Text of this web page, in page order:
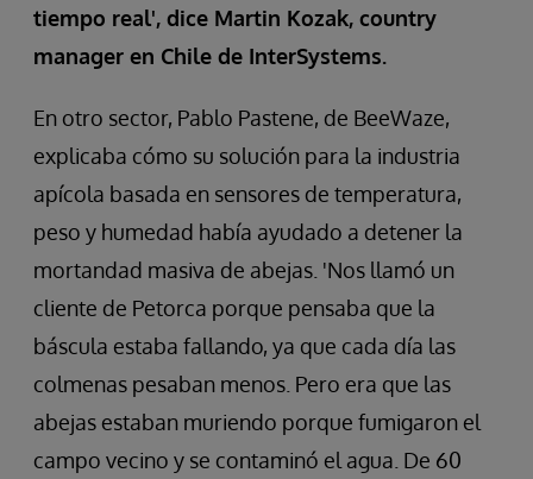
tiempo real', dice Martin Kozak, country
manager en Chile de InterSystems.
En otro sector, Pablo Pastene, de BeeWaze,
explicaba cómo su solución para la industria
apícola basada en sensores de temperatura,
peso y humedad había ayudado a detener la
mortandad masiva de abejas. 'Nos llamó un
cliente de Petorca porque pensaba que la
báscula estaba fallando, ya que cada día las
colmenas pesaban menos. Pero era que las
abejas estaban muriendo porque fumigaron el
campo vecino y se contaminó el agua. De 60